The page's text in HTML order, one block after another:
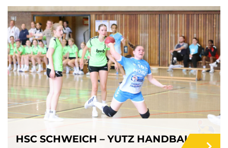
HSC SCHWEICH – YUTZ HANDBALL